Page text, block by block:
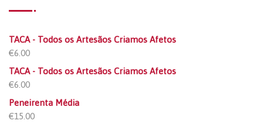
TACA - Todos os Artesãos Criamos Afetos
€6.00
TACA - Todos os Artesãos Criamos Afetos
€6.00
Peneirenta Média
€15.00